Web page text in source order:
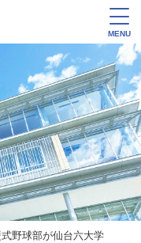
MENU
野球部が仙台六大学